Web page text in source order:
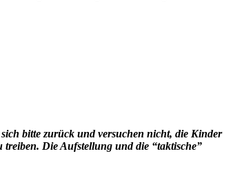
bitte zurück und versuchen nicht, die Kinder
Die Aufstellung und die “taktische”